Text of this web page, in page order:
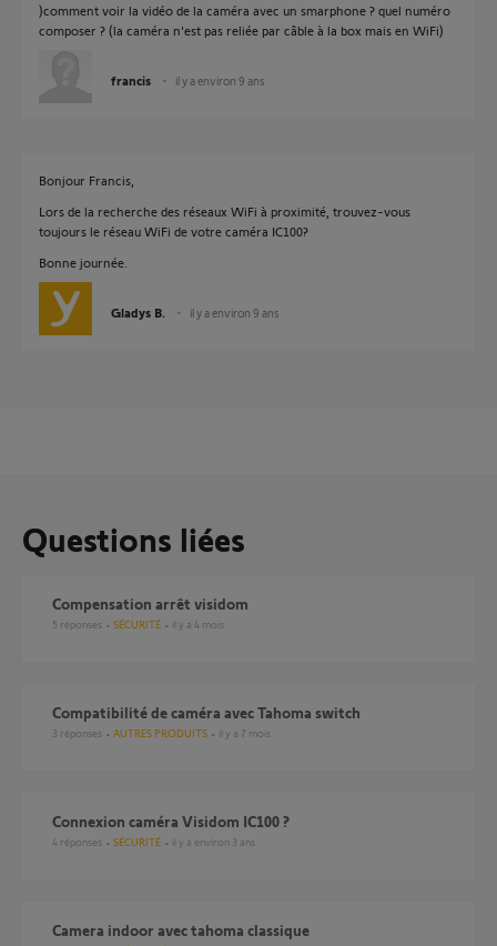
)comment voir la vidéo de la caméra avec un smarphone ? quel numéro
composer ? (la caméra n'est pas reliée par câble à la box mais en WiFi)
francis il y a environ 9 ans
Bonjour Francis,
Lors de la recherche des réseaux WiFi à proximité, trouvez-vous
toujours le réseau WiFi de votre caméra IC100?
Bonne journée.
Gladys B. il y a environ 9 ans
Questions liées
Compensation arrêt visidom
5 réponses SÉCURITÉ il y a 4 mois
compatibilité de caméra avec Tahoma switch
3 réponses AUTRES PRODUITS il y a 7 mois
connexion caméra Visidom IC100 ?
4 réponses SÉCURITÉ il y a environ 3 ans
Camera indoor avec tahoma classique